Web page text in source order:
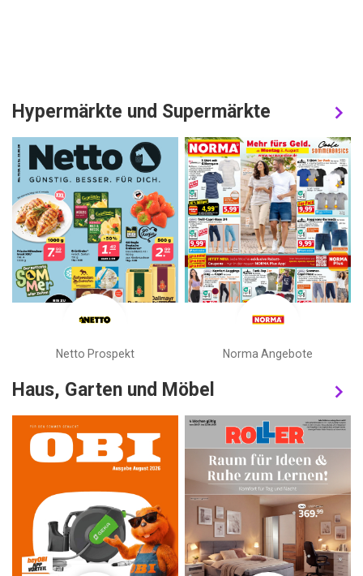
Hypermärkte und Supermärkte
Netto Prospekt Norma Angebote
Haus, Garten und Möbel